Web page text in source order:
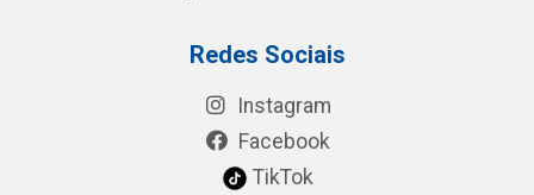
Redes Sociais
Instagram
Facebook
TikTok